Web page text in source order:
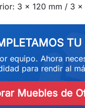
3 x 120 mm / 3 x
TU
equipo. Ahora
para rendir al
Muebles de